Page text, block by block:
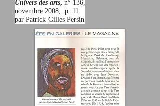
Univers des arts, n° 136,
novembre 2008, p. 11
par Patrick-Gilles Persin